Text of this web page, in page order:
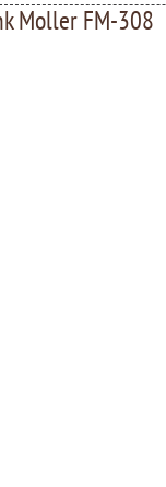
Moller FM-308